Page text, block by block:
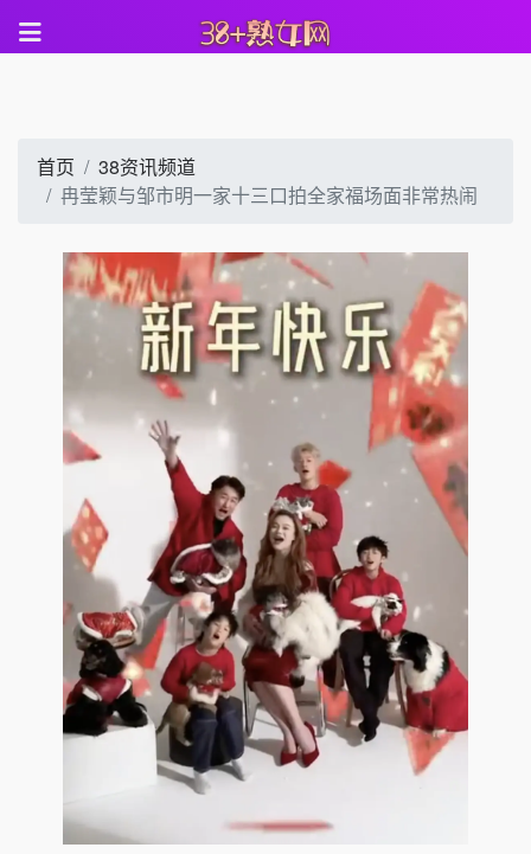
首页
38资讯频道
冉莹颖与邹市明一家十三口拍全家福场面非常热闹